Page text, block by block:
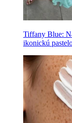
Tiffany Blue:
ikonickú